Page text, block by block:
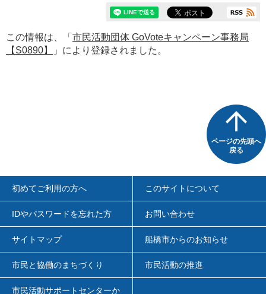
この情報は、「 市民活動団体 GoVoteキャンペーン事務局
【S0890】
」により登録されました。
ページの先頭へ
戻る
初めてご利用の方へ このサイトについて
IDやパスワードを忘れた方 お問い合わせ
サイトマップ 船橋市からのお知らせ
市民と協働のまちづくり 市民活動の推進
市民活動サポートセンターか